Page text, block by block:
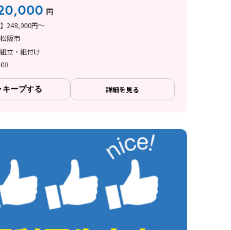
円
】248,000円～
阪市
立・組付け
キープする 詳細を見る